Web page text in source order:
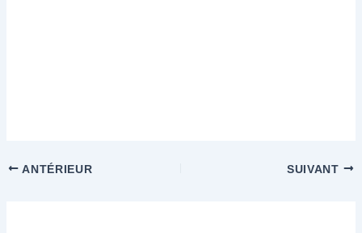
ANTÉRIEUR SUIVANT